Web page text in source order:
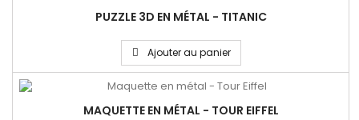
PUZZLE 3D EN MÉTAL - TITANIC
Ajouter au panier
MAQUETTE EN MÉTAL - TOUR EIFFEL